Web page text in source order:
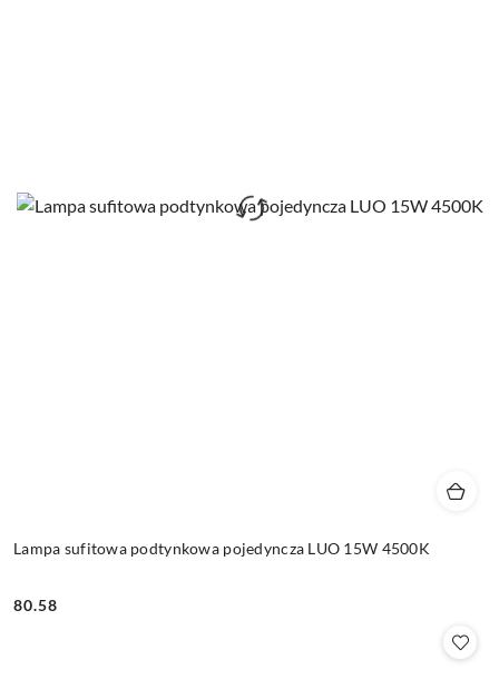
Lampa sufitowa podtynkowa pojedyncza LUO 15W 4500K
Cena:
80.58